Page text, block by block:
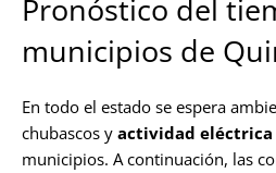
Pronóstico del
municipios de
En todo el estado se espera
chubascos y actividad eléctrica
municipios. A continuación, las